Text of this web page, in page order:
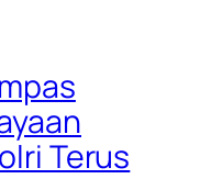
Terus